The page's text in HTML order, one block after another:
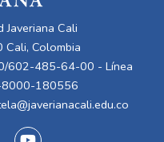
Javeriana Cali
Colombia
602-485-64-00 - Línea
180556